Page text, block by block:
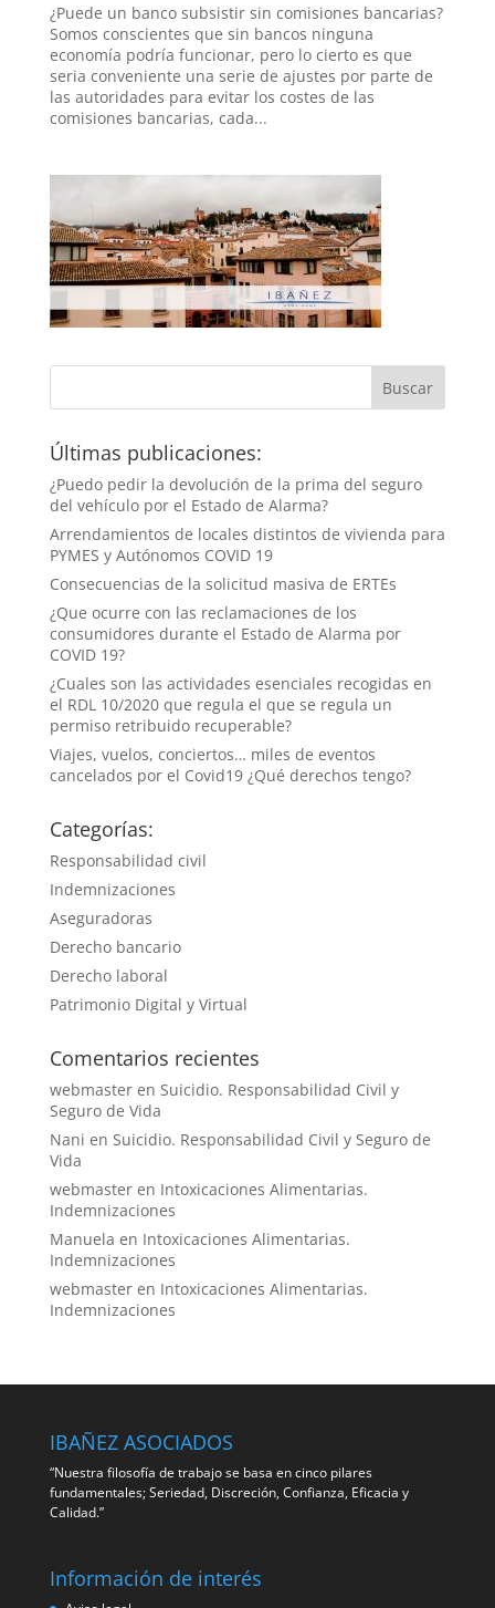
¿Puede un banco subsistir sin comisiones bancarias?
Somos conscientes que sin bancos ninguna
economía podría funcionar, pero lo cierto es que
seria conveniente una serie de ajustes por parte de
las autoridades para evitar los costes de las
comisiones bancarias, cada...
Últimas publicaciones:
¿Puedo pedir la devolución de la prima del seguro
del vehículo por el Estado de Alarma?
Arrendamientos de locales distintos de vivienda para
PYMES y Autónomos COVID 19
Consecuencias de la solicitud masiva de ERTEs
¿Que ocurre con las reclamaciones de los
consumidores durante el Estado de Alarma por
COVID 19?
¿Cuales son las actividades esenciales recogidas en
el RDL 10/2020 que regula el que se regula un
permiso retribuido recuperable?
Viajes, vuelos, conciertos… miles de eventos
cancelados por el Covid19 ¿Qué derechos tengo?
Categorías:
Responsabilidad civil
Indemnizaciones
Aseguradoras
Derecho bancario
Derecho laboral
Patrimonio Digital y Virtual
Comentarios recientes
webmasteren Suicidio. Responsabilidad Civil y
Seguro de Vida
Nani en Suicidio. Responsabilidad Civil y Seguro de
Vida
webmasteren Intoxicaciones Alimentarias.
Indemnizaciones
Manuela en Intoxicaciones Alimentarias.
Indemnizaciones
webmasteren Intoxicaciones Alimentarias.
Indemnizaciones
IBAÑEZ ASOCIADOS
“Nuestra filosofía de trabajo se basa en cinco pilares
fundamentales; Seriedad, Discreción, Confianza, Eficacia y
Calidad.”
Información de interés